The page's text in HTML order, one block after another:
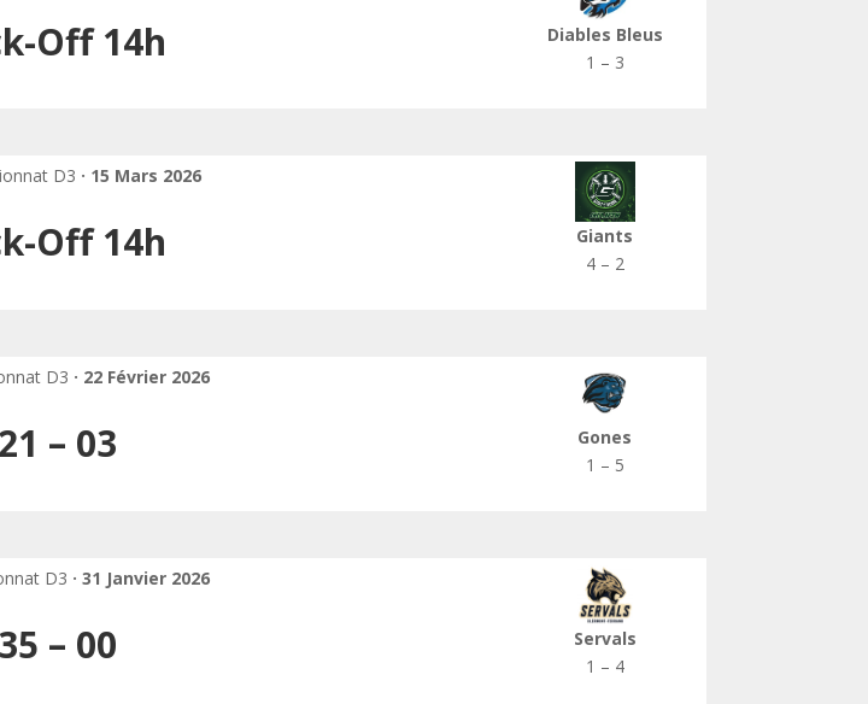
Off 14h
Diables Bleus
1 – 3
D3 · 15 Mars 2026
Off 14h
Giants
4 – 2
D3 · 22 Février 2026
21 – 03
Gones
1 – 5
D3 · 31 Janvier 2026
35 – 00
Servals
1 – 4